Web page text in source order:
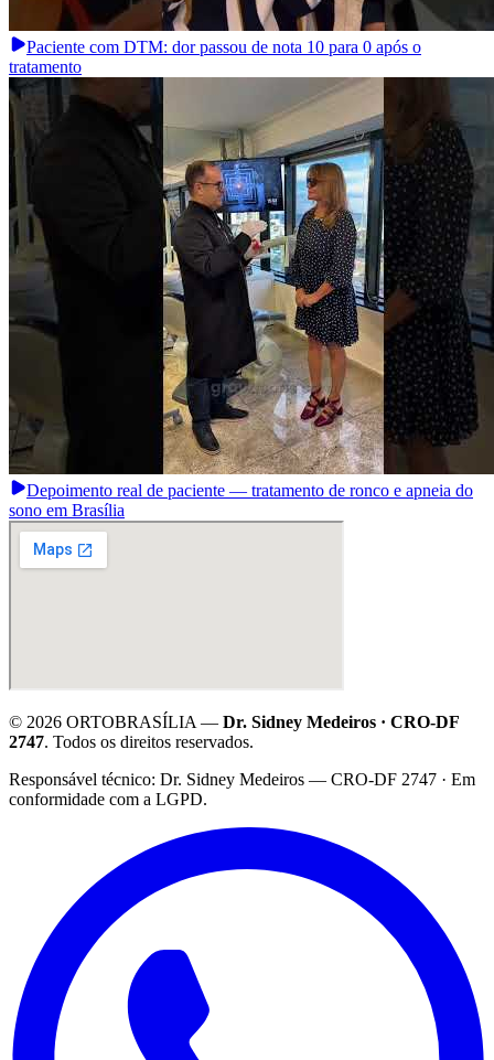
Paciente com DTM: dor passou de nota 10 para 0 após o
tratamento
Depoimento real de paciente — tratamento de ronco e apneia do
sono em Brasília
© 2026 ORTOBRASÍLIA — Dr. Sidney Medeiros · CRO-DF
2747. Todos os direitos reservados.
Responsável técnico: Dr. Sidney Medeiros — CRO-DF 2747 · Em
conformidade com a LGPD.